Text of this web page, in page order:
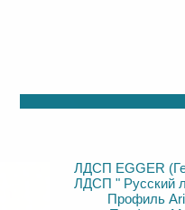
ЛДСП EGGER
ЛДСП " Русский
Профиль